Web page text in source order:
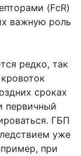
(FсR)
важную роль
редко, так
сроках
первичный
ГБП
уже
при